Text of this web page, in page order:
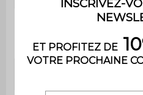
Contient du bois